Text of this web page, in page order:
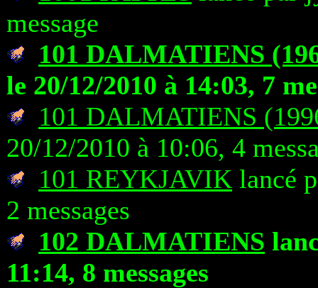
message
101 DALMATIENS
le 20/12/2010 à 14:03, 7
101 DALMATIENS
20/12/2010 à 10:06, 4
101 REYKJAVIK lancé
2 messages
102 DALMATIENS
11:14, 8 messages